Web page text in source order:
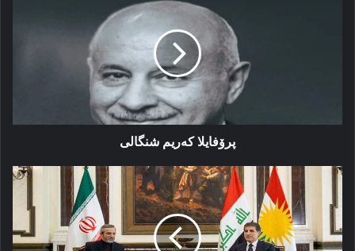
پرۆفایلا که‌ریم شنگالی
داخوازا
ئیرانێ
ژ
هەرێما
كوردستانێ